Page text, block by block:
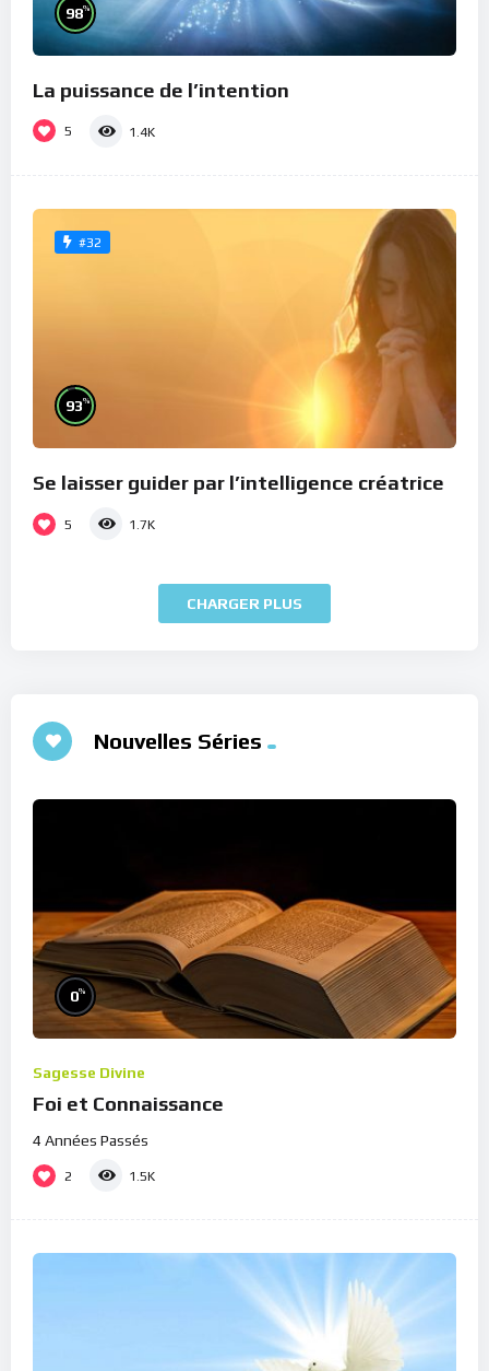
98%
La puissance de l’intention
5 1.4K
#32
93%
Se laisser guider par l’intelligence créatrice
5 1.7K
CHARGER PLUS
Nouvelles Séries
0%
Sagesse Divine
Foi et Connaissance
4 Années Passés
2 1.5K